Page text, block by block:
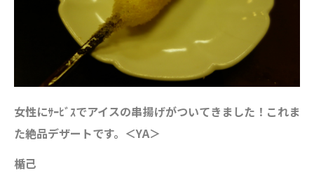
女性にｻｰﾋﾞｽでアイスの串揚げがついてきました！これま
た絶品デザートです。＜YA＞
楯己